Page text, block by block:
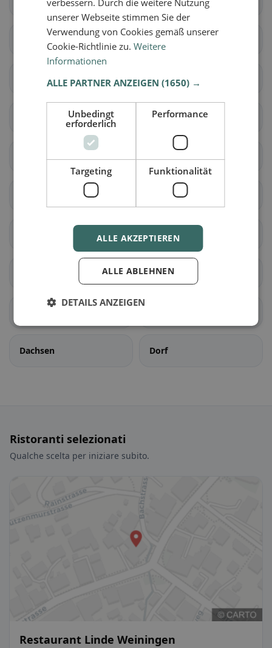
Aeugst am Albis Affoltern am Albis
Bonstetten Hausen am Albis
Kappel am Albis
Mettmenstetten Obfelden
Stallikon
Benken (ZH)
Dachsen Dorf
Ristoranti selezionati
Qualche scelta per iniziare subito.
Restaurant Linde Weiningen
verbessern. Durch die weitere Nutzung
unserer Webseite stimmen Sie der
Verwendung von Cookies gemäß unserer
Cookie-Richtlinie zu.Weitere
Informationen
ALLE PARTNER ANZEIGEN(1650) →
Unbedingt
erforderlich
Performance
Targeting Funktionalität
ALLE AKZEPTIEREN
ALLE ABLEHNEN
DETAILS ANZEIGEN